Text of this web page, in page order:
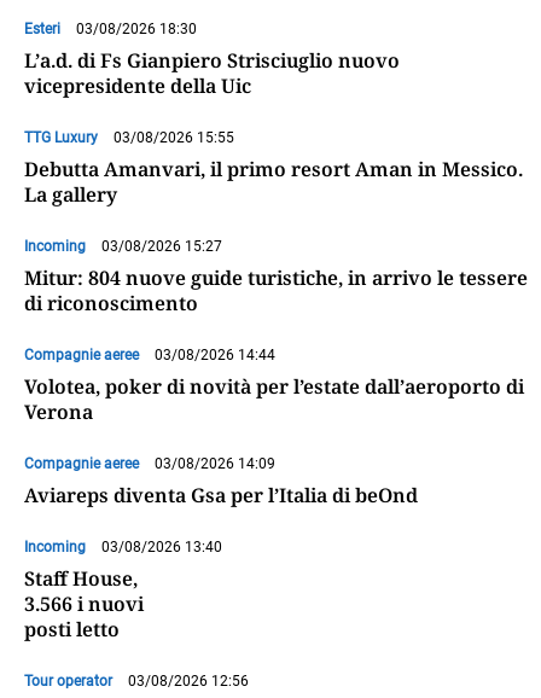
Esteri 03/08/2026 18:30
L’a.d. di Fs Gianpiero Strisciuglio nuovo
vicepresidente della Uic
TTG Luxury 03/08/2026 15:55
Debutta Amanvari, il primo resort Aman in Messico.
La gallery
Incoming 03/08/2026 15:27
Mitur: 804 nuove guide turistiche, in arrivo le tessere
di riconoscimento
Compagnie aeree 03/08/2026 14:44
Volotea, poker di novità per l’estate dall’aeroporto di
Verona
Compagnie aeree 03/08/2026 14:09
Aviareps diventa Gsa per l’Italia di beOnd
Incoming 03/08/2026 13:40
Staff House,
3.566 i nuovi
posti letto
Tour operator 03/08/2026 12:56